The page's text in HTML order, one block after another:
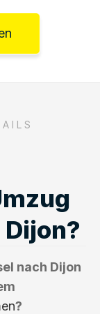
nach Dijon
?